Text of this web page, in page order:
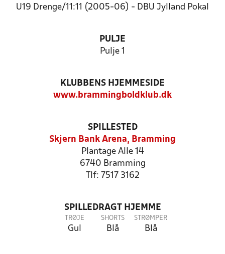
U19 Drenge/11:11 (2005-06) - DBU Jylland Pokal
PULJE
Pulje 1
KLUBBENS HJEMMESIDE
www.brammingboldklub.dk
SPILLESTED
Skjern Bank Arena, Bramming
Plantage Alle 14
6740 Bramming
Tlf: 7517 3162
SPILLEDRAGT HJEMME
TRØJE
Gul
SHORTS
Blå
STRØMPER
Blå